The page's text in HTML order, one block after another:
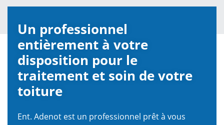
Un professionnel
entièrement à votre
disposition pour le
traitement et soin de votre
toiture
Ent. Adenot est un professionnel prêt à vous